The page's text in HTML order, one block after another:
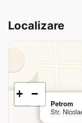
Localizare
Petrom
Str.
+ −